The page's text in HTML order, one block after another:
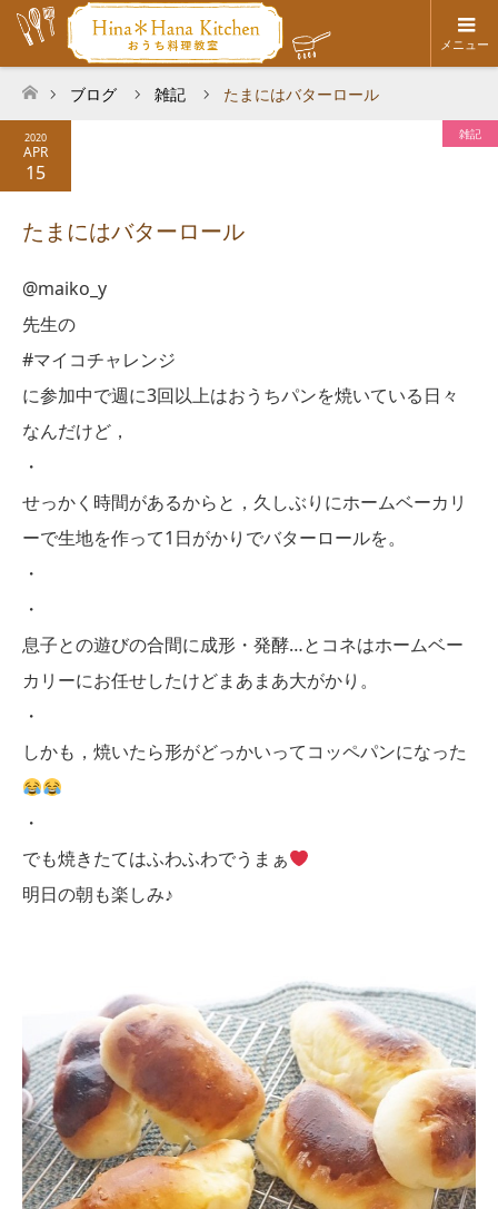
メニュー
ホーム
ブログ 雑記 たまにはバターロール
2020
APR
15
雑記
たまにはバターロール
@maiko_y
先生の
#マイコチャレンジ
に参加中で週に3回以上はおうちパンを焼いている日々
なんだけど，
・
せっかく時間があるからと，久しぶりにホームベーカリ
ーで生地を作って1日がかりでバターロールを。
・
・
息子との遊びの合間に成形・発酵…とコネはホームベー
カリーにお任せしたけどまあまあ大がかり。
・
しかも，焼いたら形がどっかいってコッペパンになった
・
でも焼きたてはふわふわでうまぁ
明日の朝も楽しみ♪